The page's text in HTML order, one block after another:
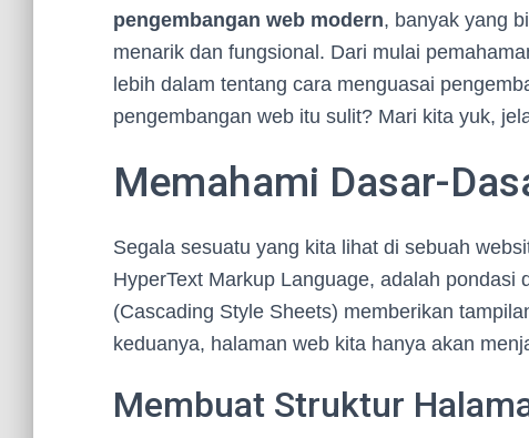
pengembangan web modern, banyak yang
menarik dan fungsional. Dari mulai
lebih dalam tentang cara menguasai
pengembangan web itu sulit? Mari kita yuk,
Memahami Dasar-
Segala sesuatu yang kita lihat di sebuah
HyperText Markup Language, adalah
(Cascading Style Sheets) memberikan
keduanya, halaman web kita hanya akan
Membuat Struktur